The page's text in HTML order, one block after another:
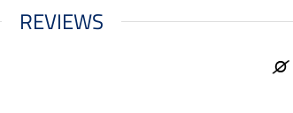
REVIEWS